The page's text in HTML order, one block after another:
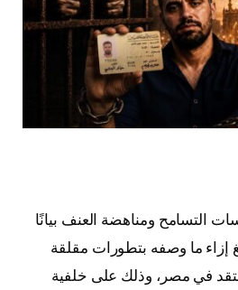
التسامح ومناهضة العنف بيانًا
إزاء ما وصفه بتطورات مقلقة
في مصر، وذلك على خلفية